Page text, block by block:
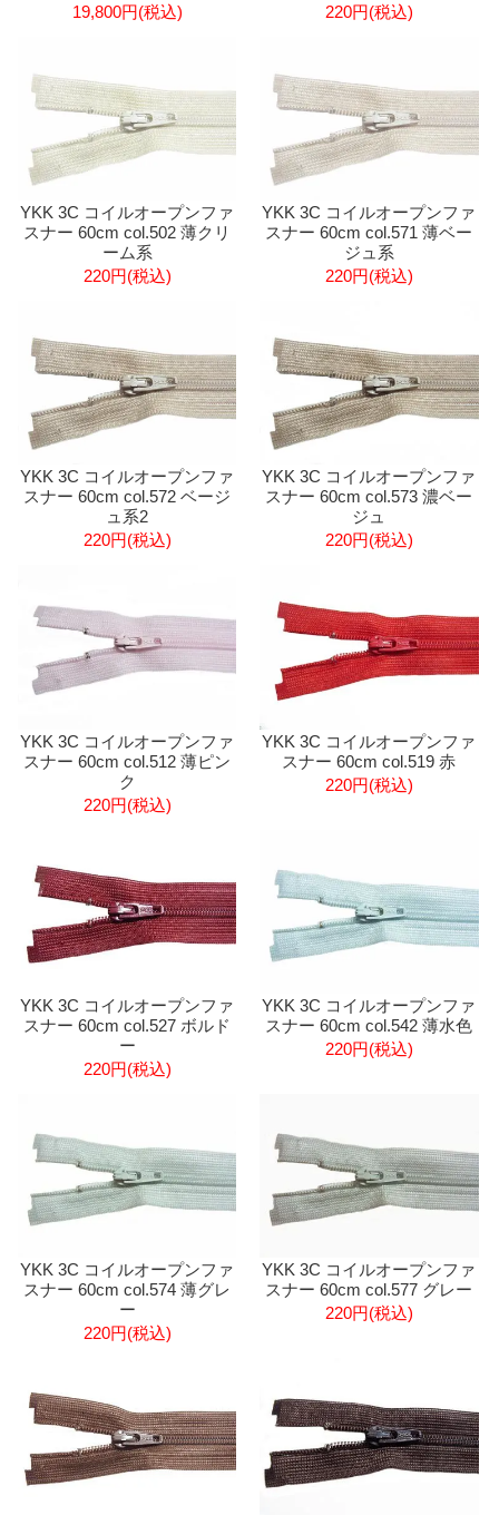
19,800円(税込)
220円(税込)
YKK 3C コイルオープンファ
スナー 60cm col.502 薄クリ
ーム系
220円(税込)
YKK 3C コイルオープンファ
スナー 60cm col.571 薄ベー
ジュ系
220円(税込)
YKK 3C コイルオープンファ
スナー 60cm col.572 ベージ
ュ系2
220円(税込)
YKK 3C コイルオープンファ
スナー 60cm col.573 濃ベー
ジュ
220円(税込)
YKK 3C コイルオープンファ
スナー 60cm col.512 薄ピン
ク
220円(税込)
YKK 3C コイルオープンファ
スナー 60cm col.519 赤
220円(税込)
YKK 3C コイルオープンファ
スナー 60cm col.527 ボルド
ー
220円(税込)
YKK 3C コイルオープンファ
スナー 60cm col.542 薄水色
220円(税込)
YKK 3C コイルオープンファ
スナー 60cm col.574 薄グレ
ー
220円(税込)
YKK 3C コイルオープンファ
スナー 60cm col.577 グレー
220円(税込)